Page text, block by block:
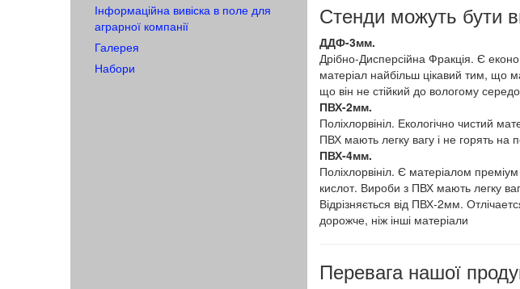
Інформаційна вивіска в поле для
аграрної компанії
Галерея
Набори
Стенди можуть бути
ДДФ-3мм.
Дрібно-Дисперсійна Фракція. Є
матеріал найбільш цікавий тим, що
що він не стійкий до вологому
ПВХ-2мм.
Поліхлорвініл. Екологічно чистий
ПВХ мають легку вагу і не горять на
ПВХ-4мм.
Поліхлорвініл. Є матеріалом преміум
кислот. Вироби з ПВХ мають легку
Відрізняється від ПВХ-2мм.
дорожче, ніж інші матеріали
Перевага нашої